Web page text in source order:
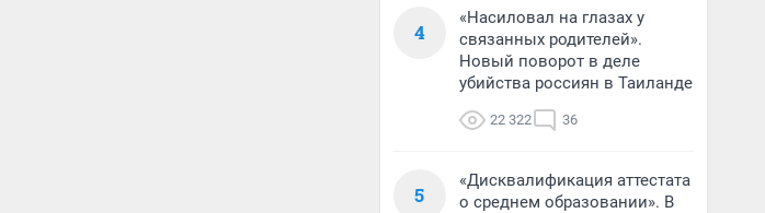
4
«Насиловал на глазах у
связанных родителей».
Новый поворот в деле
убийства россиян в Таиланде
22 322 36
5
«Дисквалификация аттестата
о среднем образовании». В